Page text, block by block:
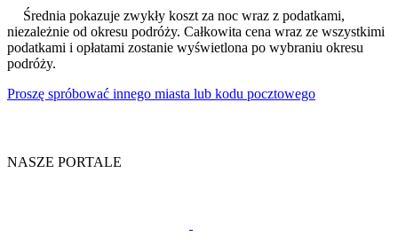
Średnia pokazuje zwykły koszt za noc wraz z podatkami,
niezależnie od okresu podróży. Całkowita cena wraz ze wszystkimi
podatkami i opłatami zostanie wyświetlona po wybraniu okresu
podróży.
Proszę spróbować innego miasta lub kodu pocztowego
NASZE PORTALE